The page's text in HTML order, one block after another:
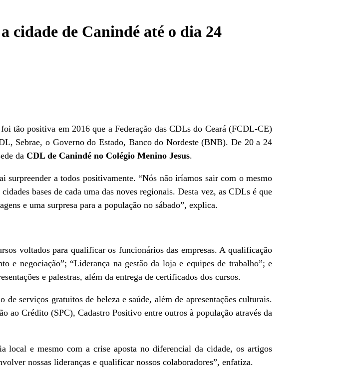
cidade de Canindé até o dia 24
tão positiva em 2016 que a Federação das CDLs do Ceará (FCDL-CE)
Sebrae, o Governo do Estado, Banco do Nordeste (BNB). De 20 a 24
da CDL de Canindé no Colégio Menino Jesus.
surpreender a todos positivamente. “Nós não iríamos sair com o mesmo
bases de cada uma das noves regionais. Desta vez, as CDLs é que
e uma surpresa para a população no sábado”, explica.
voltados para qualificar os funcionários das empresas. A qualificação
e negociação”; “Liderança na gestão da loja e equipes de trabalho”; e
e palestras, além da entrega de certificados dos cursos.
de serviços gratuitos de beleza e saúde, além de apresentações culturais.
ao Crédito (SPC), Cadastro Positivo entre outros à população através da
local e mesmo com a crise aposta no diferencial da cidade, os artigos
nossas lideranças e qualificar nossos colaboradores”, enfatiza.